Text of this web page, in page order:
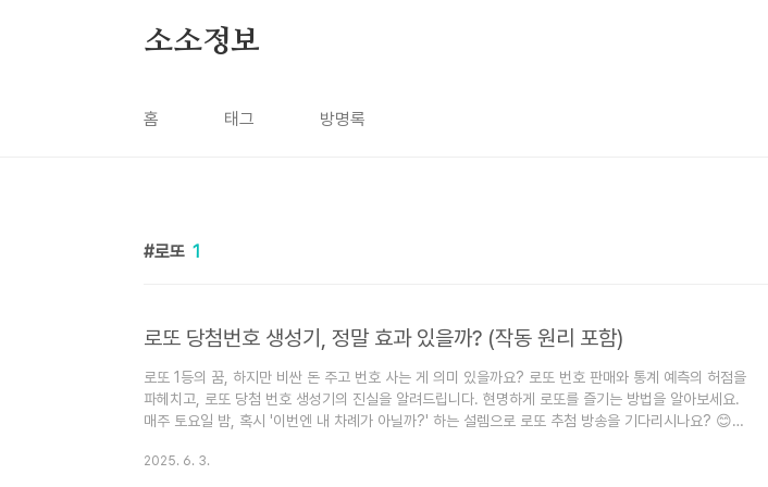
소소정보
홈 태그 방명록
로또 1
로또 당첨번호 생성기, 정말 효과 있을까? (작동 원리 포함)
로또 1등의 꿈, 하지만 비싼 돈 주고 번호 사는 게 의미 있을까요? 로또 번호 판매와 통계 예측의 허점을
파헤치고, 로또 당첨 번호 생성기의 진실을 알려드립니다. 현명하게 로또를 즐기는 방법을 알아보세요.
매주 토요일 밤, 혹시 '이번엔 내 차례가 아닐까?' 하는 설렘으로 로또 추첨 방송을 기다리시나요? 😊
는 곳이 있지 않을까?', '통계적으로 유리한 번호는 없을까?' 하는 궁금증이 생기기도 하죠. 하지만 정말
2025. 6. 3.